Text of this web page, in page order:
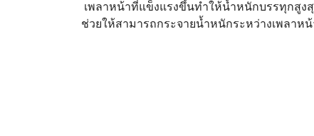
เพลาหน้าที่แข็งแรงขึ้นทำให้น้ำหนักบรรทุกสูง
ช่วยให้สามารถกระจายน้ำหนักระหว่างเพลาห